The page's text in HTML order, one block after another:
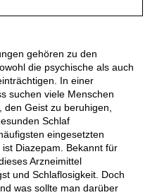
gehören zu den
die psychische als auch
In einer
suchen viele Menschen
den Geist zu beruhigen,
Schlaf
eingesetzten
Diazepam. Bekannt für
Arzneimittel
und Schlaflosigkeit. Doch
was sollte man darüber